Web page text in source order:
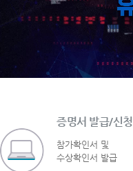
증명서 발급/신청
참가확인서 및
수상확인서 발급